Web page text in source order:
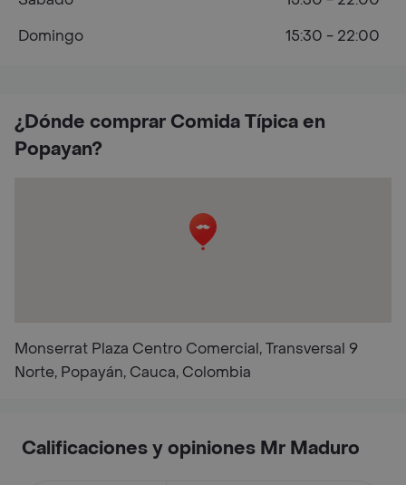
¿Dónde comprar Comida Típica en
Popayan?
Monserrat Plaza Centro Comercial, Transversal 9
Norte, Popayán, Cauca, Colombia
Domingo
15:30 - 22:00
Calificaciones y opiniones Mr Maduro